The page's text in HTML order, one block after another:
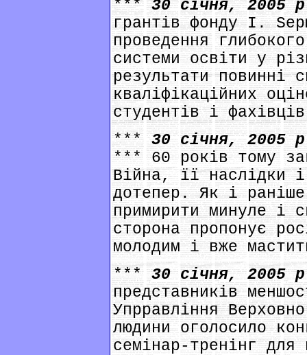
***30 січня, 2005
грантів фонду І.
проведення
системи освіти у
результати повинні
кваліфікаційних
студентів і
***30 січня, 2005
*** 60 років тому
Війна, її наслідки
дотепер. Як і
примирити минуле і
сторона пропонує
молодим і вже
***30 січня, 2005
представників
Упрравління
людини оголосило
семінар-тренінг для